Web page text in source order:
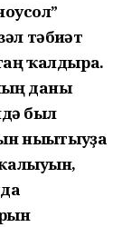
тәбиғәт
ҡалдыра.
даны
был
нығытыуҙа